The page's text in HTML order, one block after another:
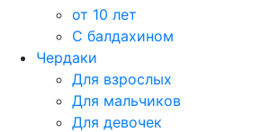
от 10 лет
С балдахином
Чердаки
Для взрослых
Для мальчиков
Для девочек